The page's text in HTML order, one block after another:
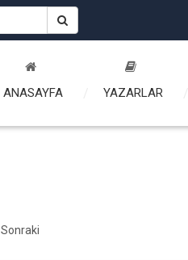
ANASAYFA YAZARLAR
Sonraki